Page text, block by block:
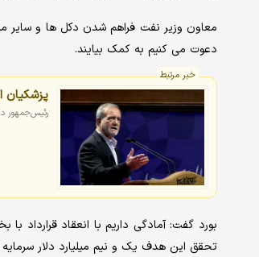
معاون وزیر نفت فراهم شدن دکل ها و سایر
دعوت می کنیم به کمک بیایند.
خبر مرتبط
پزشکیان
رئیس‌جمهور
بورد گفت: آمادگی داریم با انعقاد
تحقق این هدف یک و نیم میلیارد دلار